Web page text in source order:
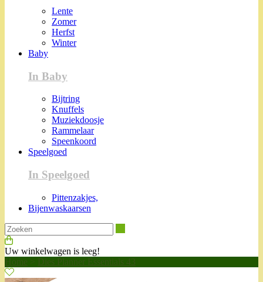
Lente
Zomer
Herfst
Winter
Baby
In Baby
Bijtring
Knuffels
Muziekdoosje
Rammelaar
Speenkoord
Speelgoed
In Speelgoed
Pittenzakjes,
Bijenwaskaarsen
Uw winkelwagen is leeg!
Home
Dies Planner Essentials 43